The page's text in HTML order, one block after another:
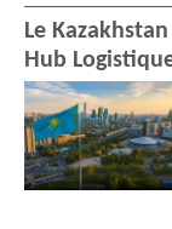
Le
Hub